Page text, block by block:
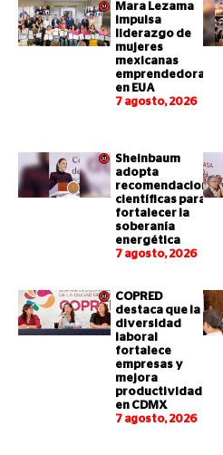
Mara Lezama
impulsa
liderazgo de
mujeres
mexicanas
emprendedoras
en EUA
7 agosto, 2026
Sheinbaum
adopta
recomendaciones
científicas para
fortalecer la
soberanía
energética
7 agosto, 2026
COPRED
destaca que la
diversidad
laboral
fortalece
empresas y
mejora
productividad
en CDMX
7 agosto, 2026